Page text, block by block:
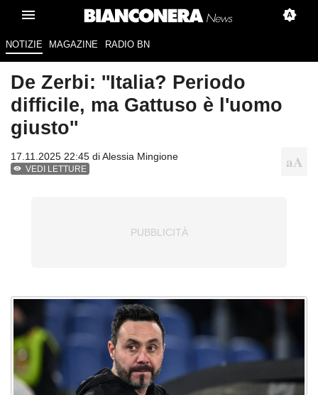
NOTIZIE MAGAZINE RADIO BN
De Zerbi: ''Italia? Periodo
difficile, ma Gattuso è l'uomo
giusto''
17.11.2025 22:45 diAlessia Mingione
VEDI LETTURE